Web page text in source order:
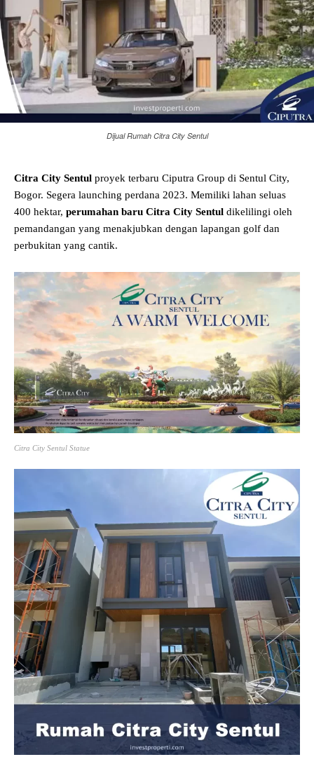
Dijual Rumah Citra City Sentul
Citra City Sentul proyek terbaru Ciputra Group di Sentul City,
Bogor. Segera launching perdana 2023. Memiliki lahan seluas
400 hektar, perumahan baru Citra City Sentul dikelilingi oleh
pemandangan yang menakjubkan dengan lapangan golf dan
perbukitan yang cantik.
Citra City Sentul Statue